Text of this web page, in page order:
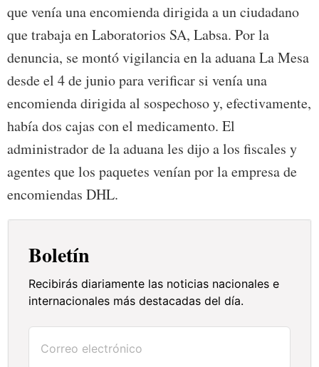
que venía una encomienda dirigida a un ciudadano
que trabaja en Laboratorios SA, Labsa. Por la
denuncia, se montó vigilancia en la aduana La Mesa
desde el 4 de junio para verificar si venía una
encomienda dirigida al sospechoso y, efectivamente,
había dos cajas con el medicamento. El
administrador de la aduana les dijo a los fiscales y
agentes que los paquetes venían por la empresa de
encomiendas DHL.
Boletín
Recibirás diariamente las noticias nacionales e
internacionales más destacadas del día.